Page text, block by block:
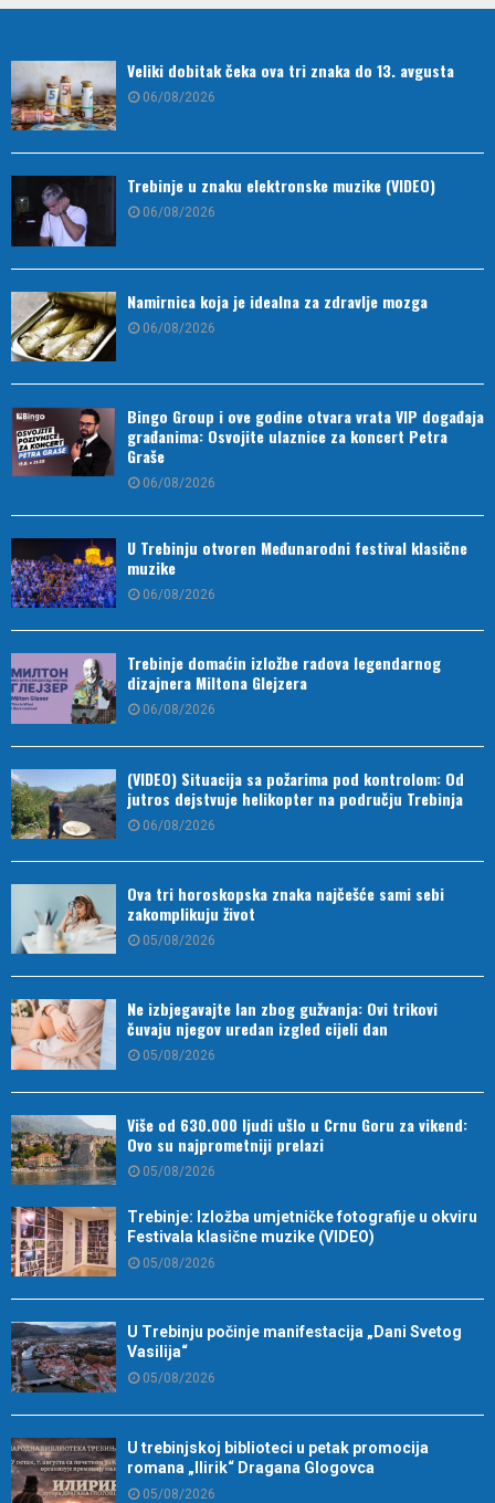
Veliki dobitak čeka ova tri znaka do 13. avgusta
06/08/2026
Trebinje u znaku elektronske muzike (VIDEO)
06/08/2026
Namirnica koja je idealna za zdravlje mozga
06/08/2026
Bingo Group i ove godine otvara vrata VIP događaja
građanima: Osvojite ulaznice za koncert Petra
Graše
06/08/2026
U Trebinju otvoren Međunarodni festival klasične
muzike
06/08/2026
Trebinje domaćin izložbe radova legendarnog
dizajnera Miltona Glejzera
06/08/2026
(VIDEO) Situacija sa požarima pod kontrolom: Od
jutros dejstvuje helikopter na području Trebinja
06/08/2026
Ova tri horoskopska znaka najčešće sami sebi
zakomplikuju život
05/08/2026
Ne izbjegavajte lan zbog gužvanja: Ovi trikovi
čuvaju njegov uredan izgled cijeli dan
05/08/2026
Više od 630.000 ljudi ušlo u Crnu Goru za vikend:
Ovo su najprometniji prelazi
05/08/2026
Trebinje: Izložba umjetničke fotografije u okviru
Festivala klasične muzike (VIDEO)
05/08/2026
U Trebinju počinje manifestacija „Dani Svetog
Vasilija“
05/08/2026
U trebinjskoj biblioteci u petak promocija
romana „Ilirik“ Dragana Glogovca
05/08/2026